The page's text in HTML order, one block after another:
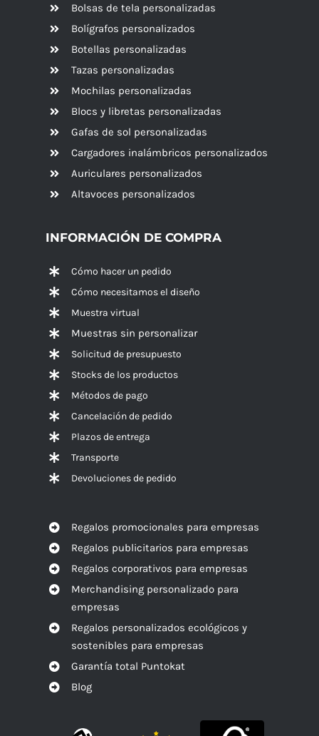
Bolsas de tela personalizadas
Bolígrafos personalizados
Botellas personalizadas
Tazas personalizadas
Mochilas personalizadas
Blocs y libretas personalizadas
Gafas de sol personalizadas
Cargadores inalámbricos personalizados
Auriculares personalizados
Altavoces personalizados
INFORMACIÓN DE COMPRA
Cómo hacer un pedido
Cómo necesitamos el diseño
Muestra virtual
Muestras sin personalizar
Solicitud de presupuesto
Stocks de los productos
Métodos de pago
Cancelación de pedido
Plazos de entrega
Transporte
Devoluciones de pedido
Regalos promocionales para empresas
Regalos publicitarios para empresas
Regalos corporativos para empresas
Merchandising personalizado para
empresas
Regalos personalizados ecológicos y
sostenibles para empresas
Garantía total Puntokat
Blog